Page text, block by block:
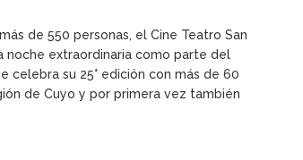
de 550 personas, el Cine Teatro San
noche extraordinaria como parte del
celebra su 25° edición con más de 60
de Cuyo y por primera vez también